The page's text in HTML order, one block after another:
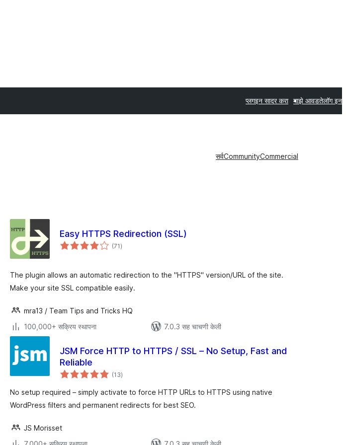
प्लगइन सादर करा माझे आवडतेलॉग इन
सर्वCommunityCommercial
Easy HTTPS Redirection (SSL)
(71एकूण
मूल्यांकन
)
The plugin allows an automatic redirection to the "HTTPS" version/URL of the site.
Make your site SSL compatible easily.
mra13 / Team Tips and Tricks HQ
100,000+ सक्रिय स्थापना
7.0.3 सह चाचणी केली
JSM Force HTTP to HTTPS / SSL – No Setup, Fast and
Reliable
(13एकूण
मूल्यांकन
)
No setup required – simply activate to force HTTP URLs to HTTPS using native
WordPress filters and permanent redirects for best SEO.
JS Morisset